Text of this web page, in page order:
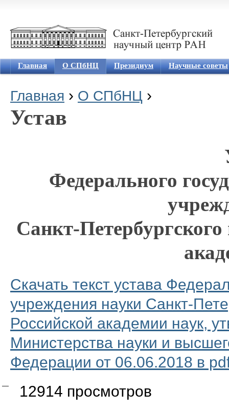
Главная О СПбНЦ Президиум Научные советы
Вы здесь
Главная › О СПбНЦ ›
Устав
Федерального
Санкт-
Скачать текст устава
учреждения науки Санкт-
Российской академии наук,
Министерства науки и
Федерации от 06.06.2018 в
12914 просмотров